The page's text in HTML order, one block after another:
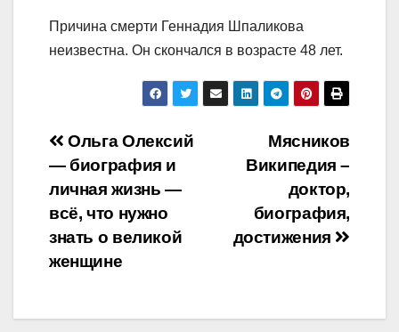
Причина смерти Геннадия Шпаликова
неизвестна. Он скончался в возрасте 48 лет.
Навигация
по
записям
Мясников
Википедия –
доктор,
биография,
достижения
Ольга Олексий
— биография и
личная жизнь —
всё, что нужно
знать о великой
женщине